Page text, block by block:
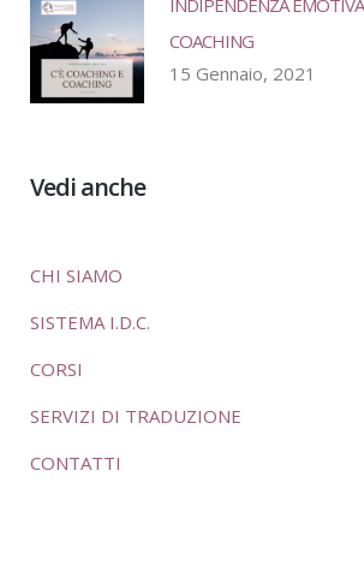
INDIPENDENZA
COACHING
15 Gennaio, 2021
Vedi anche
CHI SIAMO
SISTEMA I.D.C.
CORSI
SERVIZI DI TRADUZIONE
CONTATTI